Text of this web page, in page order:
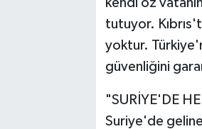
tutuyor.
yoktur.
güvenliğini
"SURİYE'DE
Suriye'de